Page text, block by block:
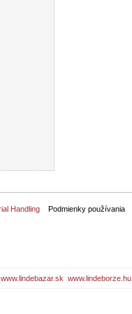
Handling Podmienky používania
www.lindebazar.sk www.lindeborze.hu